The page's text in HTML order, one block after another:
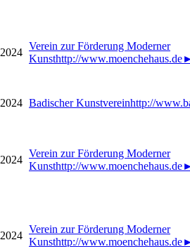
2024
Verein zur Förderung Moderner
Kunsthttp://www.moenchehaus.de
2024 Badischer Kunstvereinhttp://
2024
Verein zur Förderung Moderner
Kunsthttp://www.moenchehaus.de
2024
Verein zur Förderung Moderner
Kunsthttp://www.moenchehaus.de